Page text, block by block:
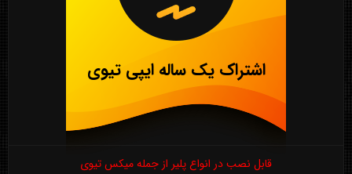
اشتراک یک ساله ایپی تیوی
قابل نصب در انواع پلیر از جمله میکس تیوی